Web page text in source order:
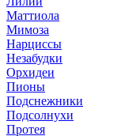
Маттиола
Мимоза
Нарциссы
Незабудки
Орхидеи
Пионы
Подснежники
Подсолнухи
Протея